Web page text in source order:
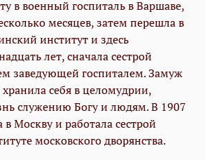
в военный госпиталь в Варшаве,
месяцев, затем перешла в
институт и здесь
лет, сначала сестрой
заведующей госпиталем. Замуж
себя в целомудрии,
служению Богу и людям. В 1907
в Москву и работала сестрой
московского дворянства.